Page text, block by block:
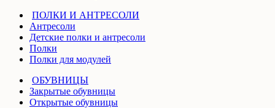
ПОЛКИ И АНТРЕСОЛИ
Антресоли
Детские полки и антресоли
Полки
Полки для модулей
ОБУВНИЦЫ
Закрытые обувницы
Открытые обувницы